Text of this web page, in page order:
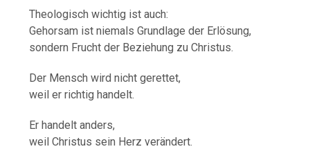
Theologisch wichtig ist auch:
Gehorsam ist niemals Grundlage der Erlösung,
sondern Frucht der Beziehung zu Christus.
Der Mensch wird nicht gerettet,
weil er richtig handelt.
Er handelt anders,
weil Christus sein Herz verändert.